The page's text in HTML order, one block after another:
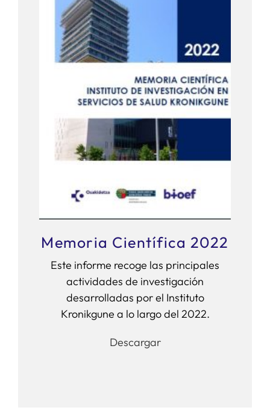
Memoria Científica 2022
Este informe recoge las principales
actividades de investigación
desarrolladas por el Instituto
Kronikgune a lo largo del 2022.
Descargar